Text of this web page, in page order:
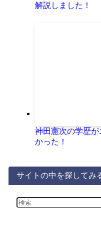
解説しました！
神田憲次の学歴
かった！
サイトの中を探してみ